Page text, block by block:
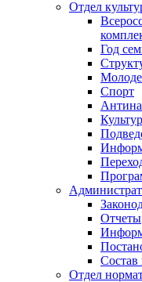
Отдел
Год
Спорт
Отчеты
Состав
Отдел